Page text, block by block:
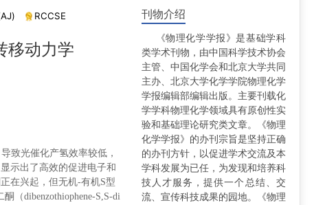
RCCSE
移动力学
致光催化产氢效率较低，
示出了高效的促进电子和
在兴起，但无机-有机S型
（dibenzothiophene-S,S-di
刊物介绍
《物理化学学报》是基础学科
类学术刊物，由中国科学技术协会
主管、中国化学会和北京大学共同
主办、北京大学化学学院物理化学
学报编辑部编辑出版。主要刊载化
学学科物理化学领域具有原创性实
验和基础理论研究类文章。《物理
化学学报》的办刊宗旨是坚持正确
的办刊方针，以促进学术交流及本
学科发展为已任，为发现和培养科
技人才服务，提供一个总结、交
流、宣传科技成果的园地。《物理